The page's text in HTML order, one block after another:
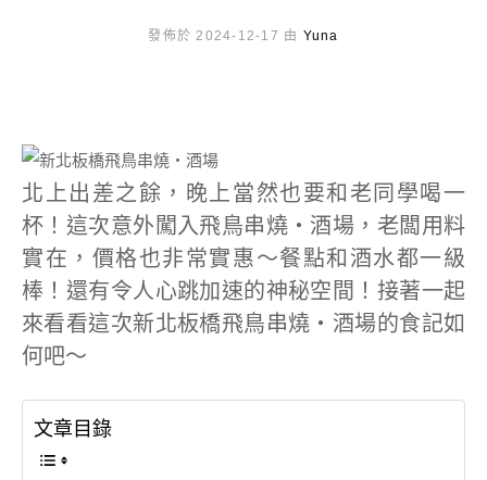
發佈於 2024-12-17 由 Yuna
北上出差之餘，晚上當然也要和老同學喝一
杯！這次意外闖入飛鳥串燒‧酒場，老闆用料
實在，價格也非常實惠～餐點和酒水都一級
棒！還有令人心跳加速的神秘空間！接著一起
來看看這次新北板橋飛鳥串燒‧酒場的食記如
何吧～
文章目錄